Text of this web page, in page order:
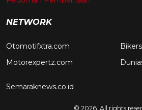
NETWORK
Otomotifxtra.com
Motorexpertz.com
Semaraknews.co.id
© 2026. All rights